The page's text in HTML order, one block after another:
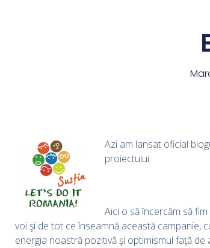
Azi am lansat oficial
proiectului.
Aici o să încercăm să
voi şi de tot ce înseamnă această campanie,
energia noastră pozitivă şi optimismul faţă